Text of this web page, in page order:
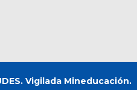
Vigilada Mineducación.